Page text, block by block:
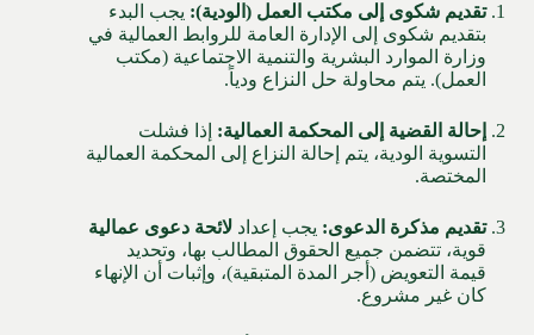
تقديم شكوى إلى مكتب العمل (الودية): يجب البدء
بتقديم شكوى إلى الإدارة العامة للروابط العمالية في
وزارة الموارد البشرية والتنمية الاجتماعية (مكتب
العمل). يتم محاولة حل النزاع ودياً.
إحالة القضية إلى المحكمة العمالية: إذا فشلت
التسوية الودية، يتم إحالة النزاع إلى المحكمة العمالية
المختصة.
تقديم مذكرة الدعوى: يجب إعداد لائحة دعوى عمالية
قوية، تتضمن جميع الحقوق المطالب بها، وتحديد
قيمة التعويض (أجر المدة المتبقية)، وإثبات أن الإنهاء
كان غير مشروع.